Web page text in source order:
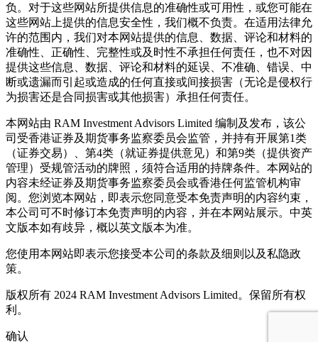
负。对于这些网站所提供信息的准确性或可用性，或您可能在
这些网站上提供的信息安全性，我们概不负责。在适用法律允
许的范围内，我们对本网站提供的信息、数据、评论和材料的
准确性、正确性、完整性或及时性不承担任何责任，也不对因
提供这些信息、数据、评论和材料的延误、不准确、错误、中
断或遗漏而引起或造成的任何直接或间接损害（无论是侵权行
为损害还是合同损害或其他损害）承担任何责任。
本网站由 RAM Investment Advisors Limited 编制及发布，该公
司受香港证券及期货事务监察委员会监管，并持有开展第1类
（证券交易）、第4类（就证券提供意见）和第9类（提供资产
管理）受规管活动的牌照，须符合适用的持牌条件。本网站的
内容未经证券及期货事务监察委员会或香港任何监管机构审
阅。您浏览本网站，即表示您同意受本免责声明的内容约束，
本公司可不时修订本免责声明的内容，并在本网站展示。中英
文版本如有歧异，概以英文版本为准。
您使用本网站即表示您接受本公司的条款及细则以及私隐政
策。
版权所有 2024 RAM Investment Advisors Limited。保留所有权
利。
确认